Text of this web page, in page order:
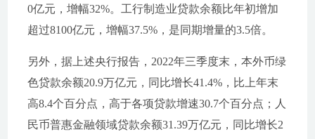
0亿元，增幅32%。工行制造业贷款余额比年初增加
超过8100亿元，增幅37.5%，是同期增量的3.5倍。
另外，据上述央行报告，2022年三季度末，本外币绿
色贷款余额20.9万亿元，同比增长41.4%，比上年末
高8.4个百分点，高于各项贷款增速30.7个百分点；人
民币普惠金融领域贷款余额31.39万亿元，同比增长2